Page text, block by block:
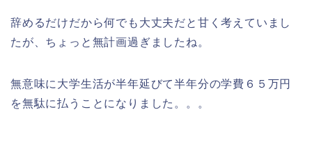
辞めるだけだから何でも大丈夫だと甘く考えていまし
たが、ちょっと無計画過ぎましたね。
無意味に大学生活が半年延びて半年分の学費６５万円
を無駄に払うことになりました。。。